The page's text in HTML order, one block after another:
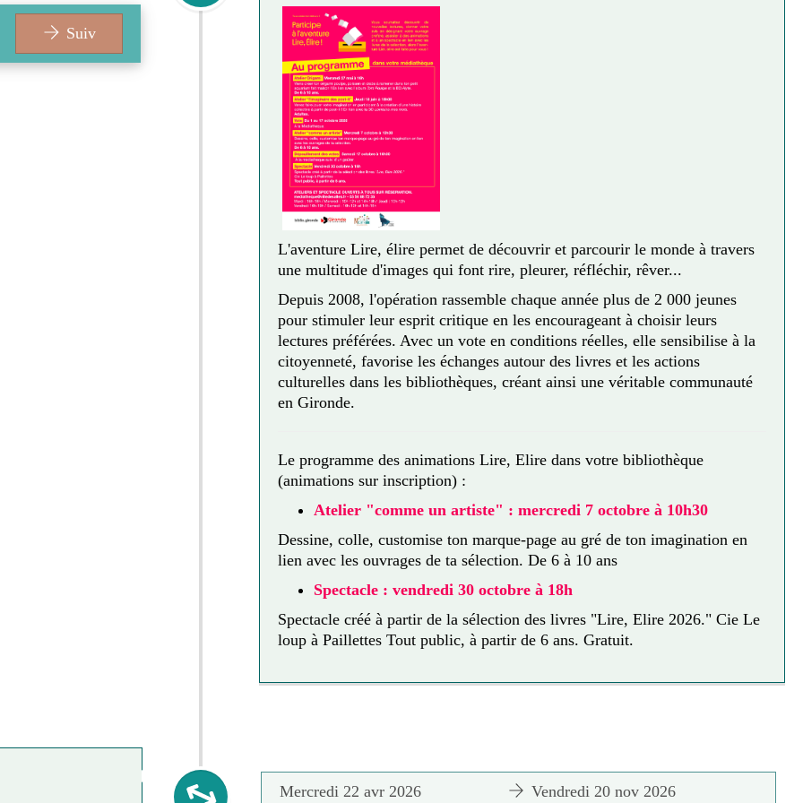
Suiv
L'aventure Lire, élire permet de découvrir et parcourir le monde à travers
une multitude d'images qui font rire, pleurer, réfléchir, rêver...
Depuis 2008, l'opération rassemble chaque année plus de 2 000 jeunes
pour stimuler leur esprit critique en les encourageant à choisir leurs
lectures préférées. Avec un vote en conditions réelles, elle sensibilise à la
citoyenneté, favorise les échanges autour des livres et les actions
culturelles dans les bibliothèques, créant ainsi une véritable communauté
en Gironde.
Le programme des animations Lire, Elire dans votre bibliothèque
(animations sur inscription) :
Atelier "comme un artiste" : mercredi 7 octobre à 10h30
Dessine, colle, customise ton marque-page au gré de ton imagination en
lien avec les ouvrages de ta sélection. De 6 à 10 ans
Spectacle : vendredi 30 octobre à 18h
Spectacle créé à partir de la sélection des livres "Lire, Elire 2026." Cie Le
loup à Paillettes Tout public, à partir de 6 ans. Gratuit.
Mercredi 22 avr 2026 Vendredi 20 nov 2026